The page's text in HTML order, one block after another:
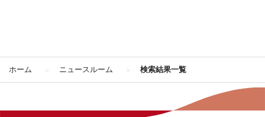
ホーム ニュースルーム 検索結果一覧